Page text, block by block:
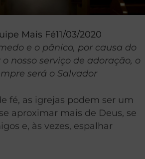
Mais Fé11/03/2020
e o pânico, por causa do
nosso serviço de adoração, o
será o Salvador
fé, as igrejas podem ser um
aproximar mais de Deus, se
e, às vezes, espalhar